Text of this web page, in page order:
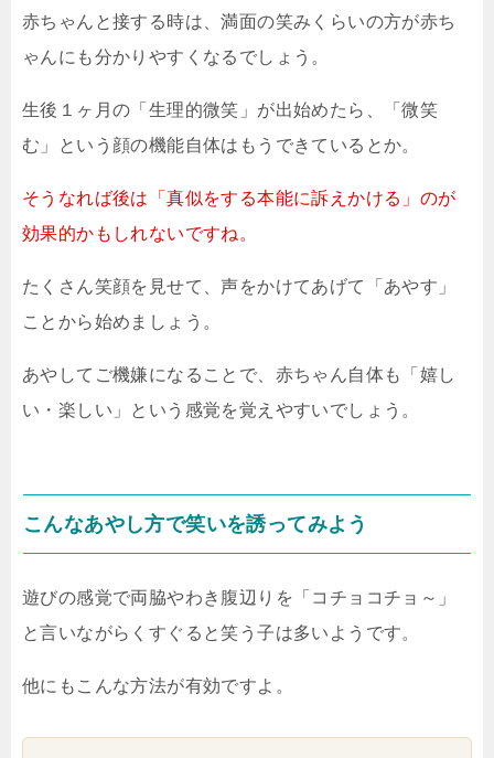
赤ちゃんと接する時は、満面の笑みくらいの方が赤ち
ゃんにも分かりやすくなるでしょう。
生後１ヶ月の「生理的微笑」が出始めたら、「微笑
む」という顔の機能自体はもうできているとか。
そうなれば後は「真似をする本能に訴えかける」のが
効果的かもしれないですね。
たくさん笑顔を見せて、声をかけてあげて「あやす」
ことから始めましょう。
あやしてご機嫌になることで、赤ちゃん自体も「嬉し
い・楽しい」という感覚を覚えやすいでしょう。
こんなあやし方で笑いを誘ってみよう
遊びの感覚で両脇やわき腹辺りを「コチョコチョ～」
と言いながらくすぐると笑う子は多いようです。
他にもこんな方法が有効ですよ。